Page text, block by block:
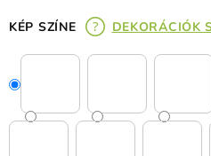
KÉP SZÍNE DEKORÁCIÓK